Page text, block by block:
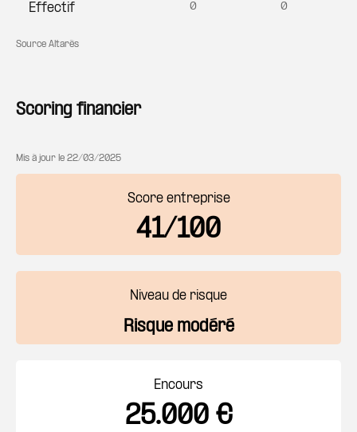
Source Altarès
Effectif 0 0
Scoring financier
Mis à jour le 22/03/2025
Score entreprise
41/100
Niveau de risque
Risque modéré
Encours
25.000 €